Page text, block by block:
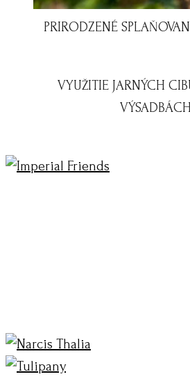
PRIRODZENÉ
VYUŽITIE JARNÝCH
VÝSADBÁCH